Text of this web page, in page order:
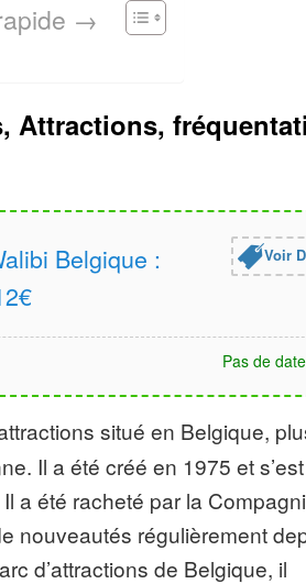
→
Attractions,
Belgique :
Voir
Pas de
situé en Belgique,
Il a été créé en 1975 et s’est
a été racheté par la
nouveautés régulièrement
d’attractions de Belgique, il